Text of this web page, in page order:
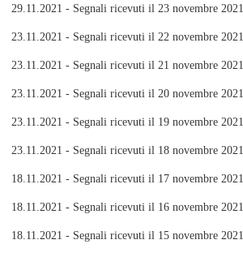
29.11.2021 - Segnali ricevuti il 23 novembre 2021
23.11.2021 - Segnali ricevuti il 22 novembre 2021
23.11.2021 - Segnali ricevuti il 21 novembre 2021
23.11.2021 - Segnali ricevuti il 20 novembre 2021
23.11.2021 - Segnali ricevuti il 19 novembre 2021
23.11.2021 - Segnali ricevuti il 18 novembre 2021
18.11.2021 - Segnali ricevuti il 17 novembre 2021
18.11.2021 - Segnali ricevuti il 16 novembre 2021
18.11.2021 - Segnali ricevuti il 15 novembre 2021